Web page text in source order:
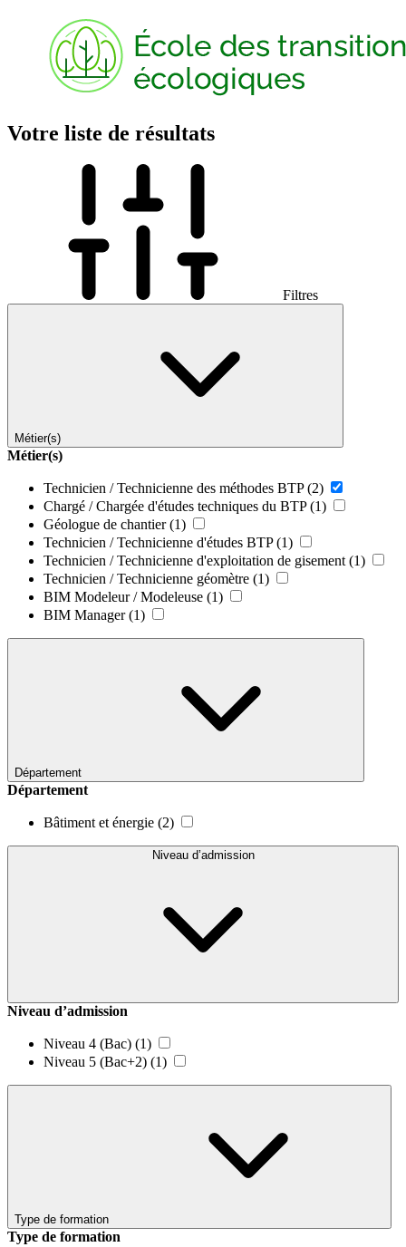
Votre liste de résultats
Filtres
Métier(s)
Métier(s)
Technicien / Technicienne des méthodes BTP (2)
Chargé / Chargée d'études techniques du BTP (1)
Géologue de chantier (1)
Technicien / Technicienne d'études BTP (1)
Technicien / Technicienne d'exploitation de gisement (1)
Technicien / Technicienne géomètre (1)
BIM Modeleur / Modeleuse (1)
BIM Manager (1)
Département
Département
Bâtiment et énergie (2)
Niveau d’admission
Niveau d’admission
Niveau 4 (Bac) (1)
Niveau 5 (Bac+2) (1)
Type de formation
Type de formation